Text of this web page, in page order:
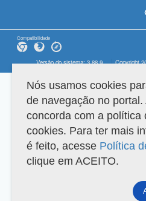
Compatibilidade
Versão do sistema: 3.88.9 Copyright
Nós usamos cookies
de navegação no
concorda com a política
cookies. Para ter mais
é feito, acesse Política
clique em ACEITO.